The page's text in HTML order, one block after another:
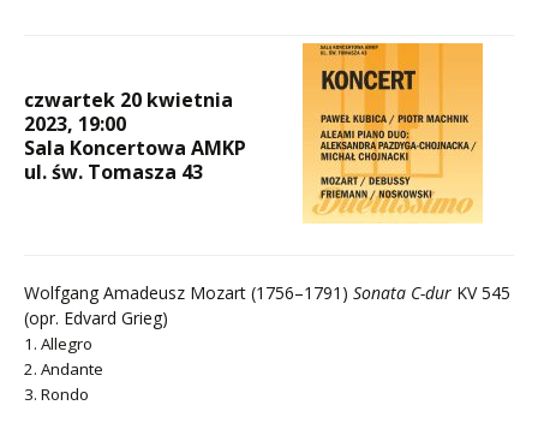
czwartek 20 kwietnia
2023, 19:00
Sala Koncertowa AMKP
ul. św. Tomasza 43
Wolfgang Amadeusz Mozart (1756–1791) Sonata C-dur KV 545
(opr. Edvard Grieg)
1. Allegro
2. Andante
3. Rondo